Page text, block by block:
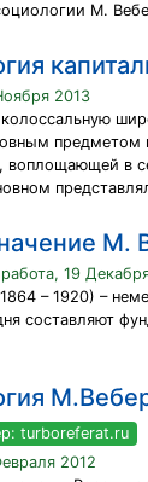
М.
2013
предметом
воплощающей в
М.
19
– 1920) –
составляют
turboreferat.ru
2012